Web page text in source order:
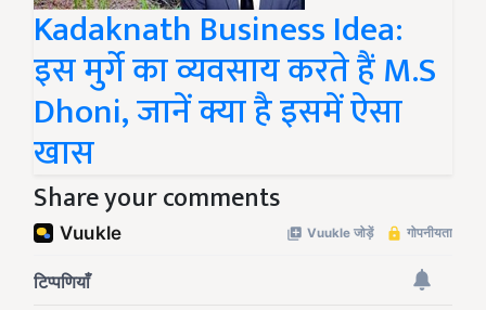
Kadaknath Business Idea:
इस मुर्गे का व्यवसाय करते हैं M.S
Dhoni, जानें क्या है इसमें ऐसा
खास
Share your comments